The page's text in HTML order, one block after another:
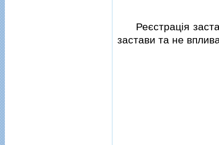
Реєстрацiя
застави та не